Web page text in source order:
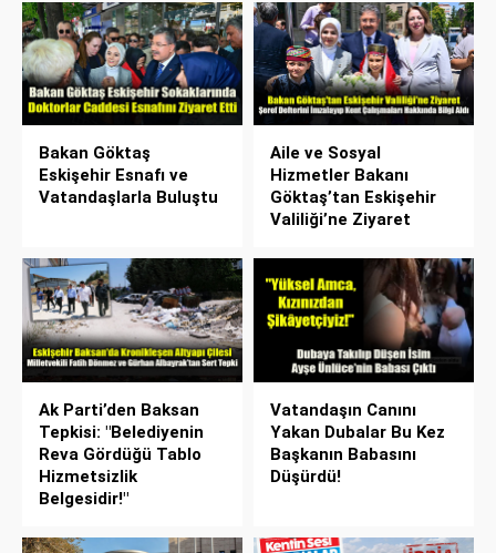
Bakan Göktaş
Eskişehir Esnafı ve
Vatandaşlarla Buluştu
Aile ve Sosyal
Hizmetler Bakanı
Göktaş’tan Eskişehir
Valiliği’ne Ziyaret
Ak Parti’den Baksan
Tepkisi: "Belediyenin
Reva Gördüğü Tablo
Hizmetsizlik
Belgesidir!"
Vatandaşın Canını
Yakan Dubalar Bu Kez
Başkanın Babasını
Düşürdü!